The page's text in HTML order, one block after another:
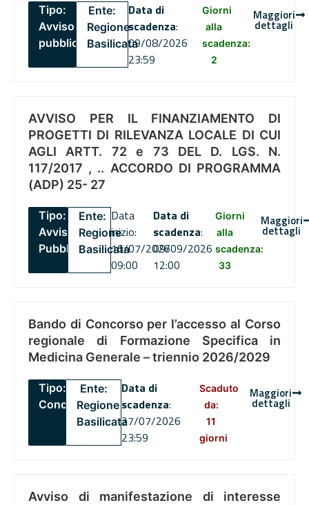
Tipo:
Avviso
pubblico
Ente:
Regione
Basilicata
Data di
scadenza:
09/08/2026
23:59
Giorni
alla
scadenza:
2
Maggiori
dettagli
AVVISO PER IL FINANZIAMENTO DI
PROGETTI DI RILEVANZA LOCALE DI CUI
AGLI ARTT. 72 e 73 DEL D. LGS. N.
117/2017 , .. ACCORDO DI PROGRAMMA
(ADP) 25- 27
Tipo:
Avviso
Pubblico
Ente:
Regione
Basilicata
Data
inizio:
16/07/2026
09:00
Data di
scadenza:
09/09/2026
12:00
Giorni
alla
scadenza:
33
Maggiori
dettagli
Bando di Concorso per l’accesso al Corso
regionale di Formazione Specifica in
Medicina Generale – triennio 2026/2029
Tipo:
Concorsi
Ente:
Regione
Basilicata
Data di
scadenza:
27/07/2026
23:59
Scaduto
da:
11
giorni
Maggiori
dettagli
Avviso di manifestazione di interesse